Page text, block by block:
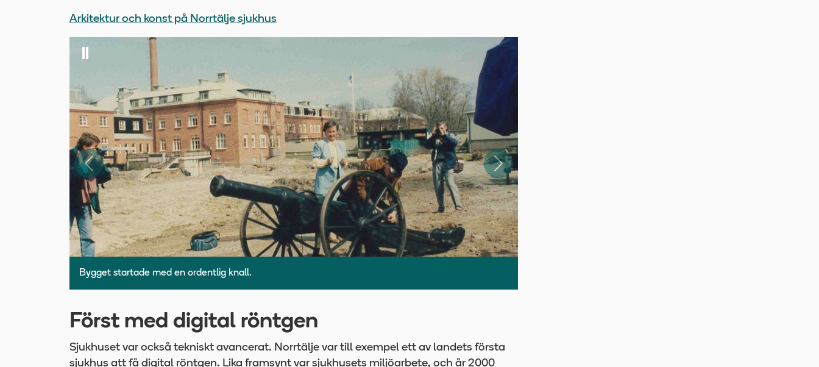
Arkitektur och konst på Norrtälje sjukhus
Det nya sjukhuset byggs intill det hundra år äldre lasarettet.
Föregående Nästa
Först med digital röntgen
Sjukhuset var också tekniskt avancerat. Norrtälje var till exempel ett av landets första
sjukhus att få digital röntgen. Lika framsynt var sjukhusets miljöarbete, och år 2000